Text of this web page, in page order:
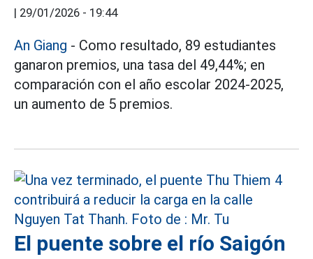
| 29/01/2026 - 19:44
An Giang - Como resultado, 89 estudiantes
ganaron premios, una tasa del 49,44%; en
comparación con el año escolar 2024-2025,
un aumento de 5 premios.
El puente sobre el río Saigón